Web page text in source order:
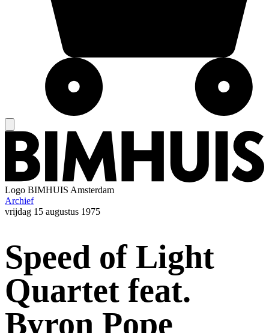
Logo BIMHUIS Amsterdam
Archief
vrijdag 15 augustus 1975
Speed of Light
Quartet feat.
Byron Pope